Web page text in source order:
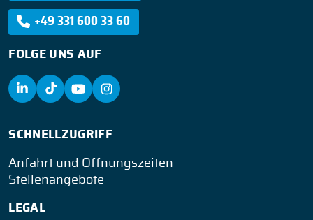
+49 331 600 33 60
FOLGE UNS AUF
SCHNELLZUGRIFF
Anfahrt und Öffnungszeiten
Stellenangebote
LEGAL